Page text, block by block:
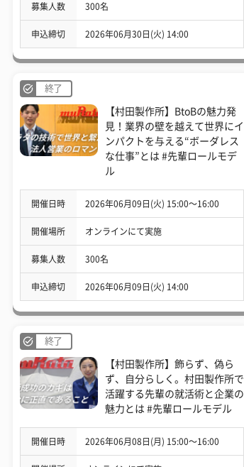
募集人数 300名
申込締切 2026年06月30日(火) 14:00
終了
【村田製作所】BtoBの魅力発
見！業界の壁を越えて世界にイ
ンパクトを与える“ボーダレス
な仕事”とは #先輩ロールモデ
ル
開催日時 2026年06月09日(火) 15:00〜16:00
開催場所 オンラインにて実施
募集人数 300名
申込締切 2026年06月09日(火) 14:00
終了
【村田製作所】飾らず、偽ら
ず、自分らしく。村田製作所で
活躍する先輩の就活術と企業の
魅力とは #先輩ロールモデル
開催日時 2026年06月08日(月) 15:00〜16:00